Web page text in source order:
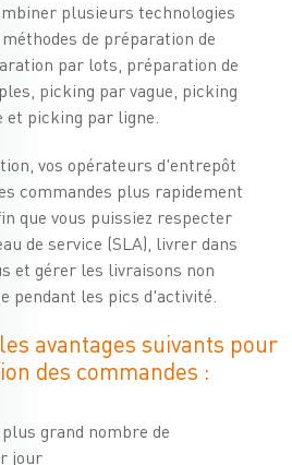
plusieurs technologies
de préparation de
par lots, préparation de
picking par vague, picking
et picking par ligne.
vos opérateurs d'entrepôt
commandes plus rapidement
que vous puissiez respecter
de service (SLA), livrer dans
et gérer les livraisons non
pendant les pics d'activité.
avantages suivants pour
des commandes :
grand nombre de
jour